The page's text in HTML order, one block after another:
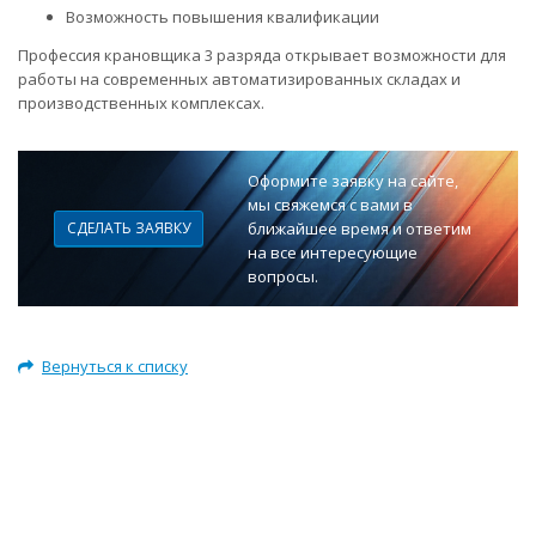
Возможность повышения квалификации
Профессия крановщика 3 разряда открывает возможности для
работы на современных автоматизированных складах и
производственных комплексах.
СДЕЛАТЬ ЗАЯВКУ
Оформите заявку на сайте,
мы свяжемся с вами в
ближайшее время и ответим
на все интересующие
вопросы.
Вернуться к списку